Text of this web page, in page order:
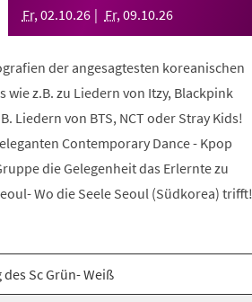
Fr,02.10.26 Fr,09.10.26
der angesagtesten koreanischen
wie z.B. zu Liedern von Itzy, Blackpink
Liedern von BTS, NCT oder Stray Kids!
Contemporary Dance - Kpop
die Gelegenheit das Erlernte zu
Wo die Seele Seoul (Südkorea) trifft!
Sc Grün- Weiß